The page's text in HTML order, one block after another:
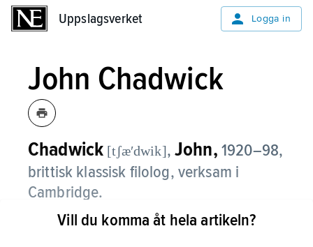
Uppslagsverket Logga in
John Chadwick
Chadwick [tʃæʹdwik],John, 1920–98,
brittisk klassisk filolog, verksam i
Cambridge.
Chadwick gav ut mykensk-grekiska texter och
Vill du komma åt hela artikeln?